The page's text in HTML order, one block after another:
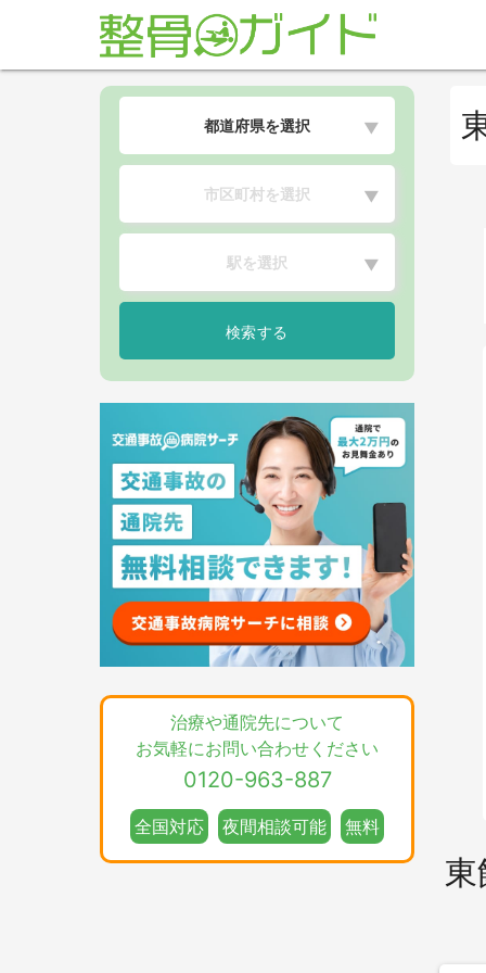
都道府県を選択 ▼
市区町村を選択 ▼
駅を選択 ▼
検索する
治療や通院先について
お気軽にお問い合わせください
0120-963-887
全国対応 夜間相談可能 無料
東